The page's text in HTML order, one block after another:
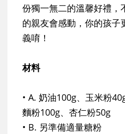
份獨一無二的溫馨好禮，
的親友會感動，你的孩子
義唷！
材料
• A. 奶油100g、玉米粉
麵粉100g、杏仁粉50g
• B. 另準備適量糖粉